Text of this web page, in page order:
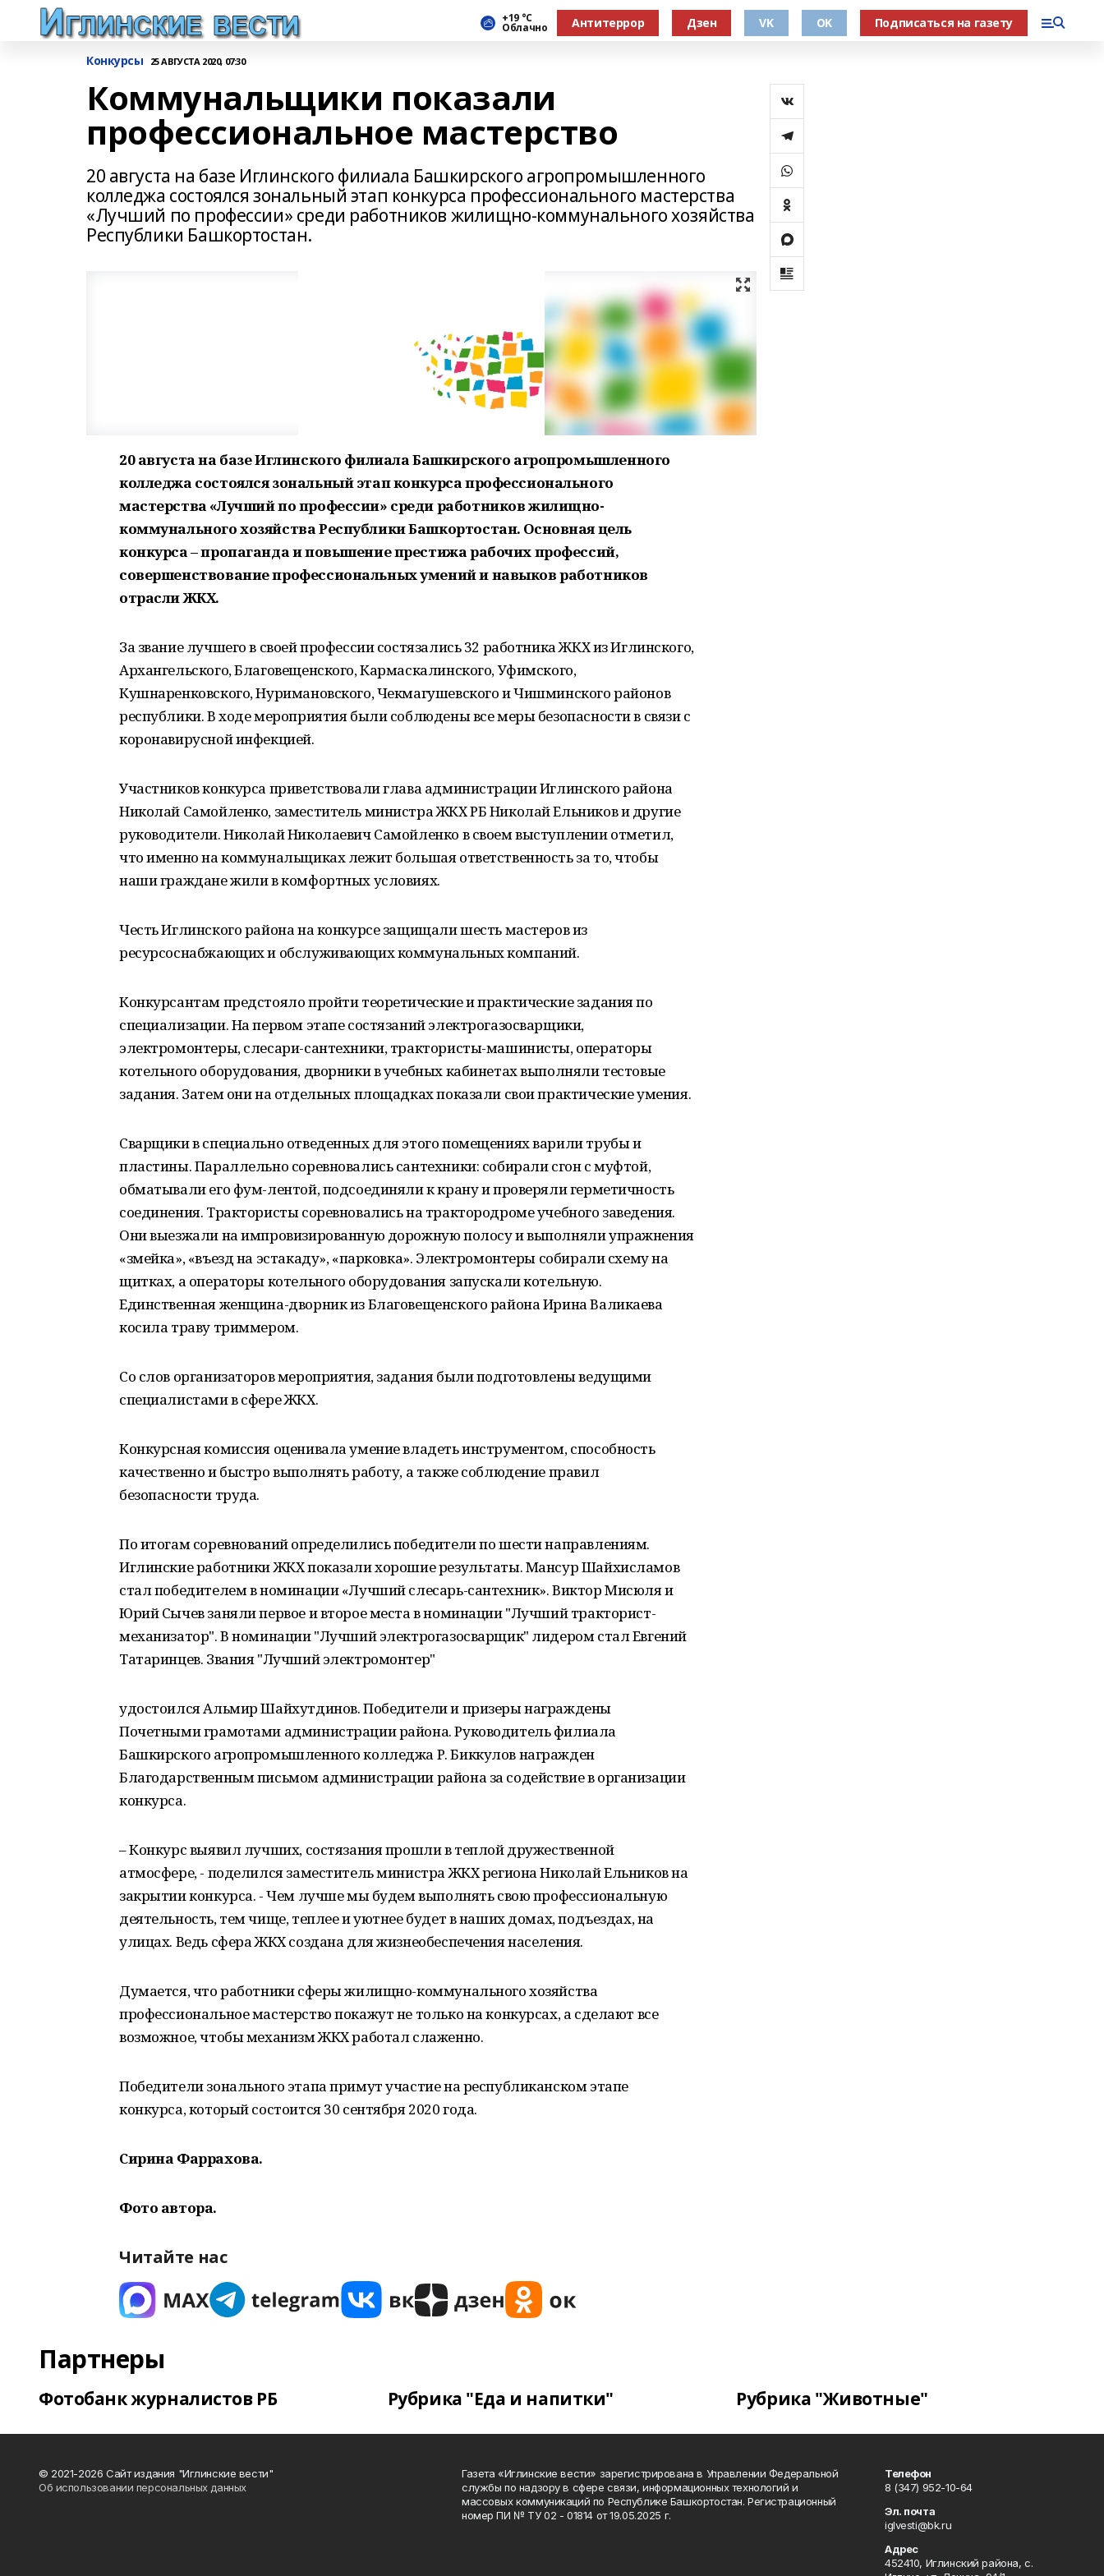
+19 °С
Облачно Антитеррор Дзен VK OK Подписаться на газету
Конкурсы 25 АВГУСТА 2020, 07:30
Коммунальщики показали
профессиональное мастерство
20 августа на базе Иглинского филиала Башкирского агропромышленного
колледжа состоялся зональный этап конкурса профессионального мастерства
«Лучший по профессии» среди работников жилищно-коммунального хозяйства
Республики Башкортостан.
20 августа на базе Иглинского филиала Башкирского агропромышленного
колледжа состоялся зональный этап конкурса профессионального
мастерства «Лучший по профессии» среди работников жилищно-
коммунального хозяйства Республики Башкортостан. Основная цель
конкурса – пропаганда и повышение престижа рабочих профессий,
совершенствование профессиональных умений и навыков работников
отрасли ЖКХ.
За звание лучшего в своей профессии состязались 32 работника ЖКХ из Иглинского,
Архангельского, Благовещенского, Кармаскалинского, Уфимского,
Кушнаренковского, Нуримановского, Чекмагyшевского и Чишминского районов
республики. В ходе мероприятия были соблюдены все меры безопасности в связи с
коронавирусной инфекцией.
Участников конкурса приветствовали глава администрации Иглинского района
Николай Самойленко, заместитель министра ЖКХ РБ Николай Ельников и другие
руководители. Николай Николаевич Самойленко в своем выступлении отметил,
что именно на коммунальщиках лежит большая ответственность за то, чтобы
наши граждане жили в комфортных условиях.
Честь Иглинского района на конкурсе защищали шесть мастеров из
ресурсоснабжающих и обслуживающих коммунальных компаний.
Конкурсантам предстояло пройти теоретические и практические задания по
специализации. На первом этапе состязаний электрогазосварщики,
электромонтеры, слесари-сантехники, трактористы-машинисты, операторы
котельного оборудования, дворники в учебных кабинетах выполняли тестовые
задания. Затем они на отдельных площадках показали свои практические умения.
Сварщики в специально отведенных для этого помещениях варили трубы и
пластины. Параллельно соревновались сантехники: собирали сгон с муфтой,
обматывали его фум-лентой, подсоединяли к крану и проверяли герметичность
соединения. Трактористы соревновались на трактородроме учебного заведения.
Они выезжали на импровизированную дорожную полосу и выполняли упражнения
«змейка», «въезд на эстакаду», «парковка». Электромонтеры собирали схему на
щитках, а операторы котельного оборудования запускали котельную.
Единственная женщина-дворник из Благовещенского района Ирина Валикаева
косила траву триммером.
Со слов организаторов мероприятия, задания были подготовлены ведущими
специалистами в сфере ЖКХ.
Конкурсная комиссия оценивала умение владеть инструментом, способность
качественно и быстро выполнять работу, а также соблюдение правил
безопасности труда.
По итогам соревнований определились победители по шести направлениям.
Иглинские работники ЖКХ показали хорошие результаты. Мансур Шайхисламов
стал победителем в номинации «Лучший слесарь-сантехник». Виктор Мисюля и
Юрий Сычев заняли первое и второе места в номинации "Лучший тракторист-
механизатор". В номинации "Лучший электрогазосварщик" лидером стал Евгений
Татаринцев. Звания "Лучший электромонтер"
удостоился Альмир Шайхутдинов. Победители и призеры награждены
Почетными грамотами администрации района. Руководитель филиала
Башкирского агропромышленного колледжа Р. Биккулов награжден
Благодарственным письмом администрации района за содействие в организации
конкурса.
– Конкурс выявил лучших, состязания прошли в теплой дружественной
атмосфере, - поделился заместитель министра ЖКХ региона Николай Ельников на
закрытии конкурса. - Чем лучше мы будем выполнять свою профессиональную
деятельность, тем чище, теплее и уютнее будет в наших домах, подъездах, на
улицах. Ведь сфера ЖКХ создана для жизнеобеспечения населения.
Думается, что работники сферы жилищно-коммунального хозяйства
профессиональное мастерство покажут не только на конкурсах, а сделают все
возможное, чтобы механизм ЖКХ работал слаженно.
Победители зонального этапа примут участие на республиканском этапе
конкурса, который состоится 30 сентября 2020 года.
Сирина Фаррахова.
Фото автора.
Читайте нас
Партнеры
Фотобанк журналистов РБ Рубрика "Еда и напитки" Рубрика "Животные"
© 2021-2026 Сайт издания "Иглинские вести"
Об использовании персональных данных
Газета «Иглинские вести» зарегистрирована в Управлении Федеральной
службы по надзору в сфере связи, информационных технологий и
массовых коммуникаций по Республике Башкортостан. Регистрационный
номер ПИ № ТУ 02 - 01814 от 19.05.2025 г.
Телефон
8 (347) 952-10-64
Эл. почта
iglvesti@bk.ru
Адрес
452410, Иглинский района, с.